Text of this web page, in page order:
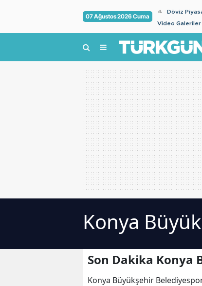
07 Ağustos 2026 Cuma
Döviz
Video Galeriler
Konya
Son Dakika Konya
Konya Büyükşehir